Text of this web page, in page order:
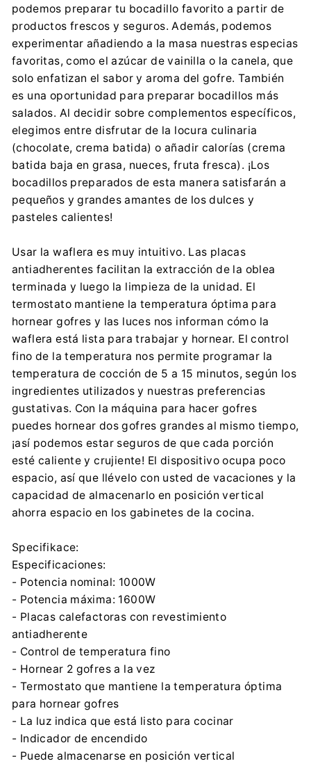
podemos preparar tu bocadillo favorito a partir de
productos frescos y seguros. Además, podemos
experimentar añadiendo a la masa nuestras especias
favoritas, como el azúcar de vainilla o la canela, que
solo enfatizan el sabor y aroma del gofre. También
es una oportunidad para preparar bocadillos más
salados. Al decidir sobre complementos específicos,
elegimos entre disfrutar de la locura culinaria
(chocolate, crema batida) o añadir calorías (crema
batida baja en grasa, nueces, fruta fresca). ¡Los
bocadillos preparados de esta manera satisfarán a
pequeños y grandes amantes de los dulces y
pasteles calientes!
Usar la waflera es muy intuitivo. Las placas
antiadherentes facilitan la extracción de la oblea
terminada y luego la limpieza de la unidad. El
termostato mantiene la temperatura óptima para
hornear gofres y las luces nos informan cómo la
waflera está lista para trabajar y hornear. El control
fino de la temperatura nos permite programar la
temperatura de cocción de 5 a 15 minutos, según los
ingredientes utilizados y nuestras preferencias
gustativas. Con la máquina para hacer gofres
puedes hornear dos gofres grandes al mismo tiempo,
¡así podemos estar seguros de que cada porción
esté caliente y crujiente! El dispositivo ocupa poco
espacio, así que llévelo con usted de vacaciones y la
capacidad de almacenarlo en posición vertical
ahorra espacio en los gabinetes de la cocina.
Specifikace:
Especificaciones:
- Potencia nominal: 1000W
- Potencia máxima: 1600W
- Placas calefactoras con revestimiento
antiadherente
- Control de temperatura fino
- Hornear 2 gofres a la vez
- Termostato que mantiene la temperatura óptima
para hornear gofres
- La luz indica que está listo para cocinar
- Indicador de encendido
- Puede almacenarse en posición vertical